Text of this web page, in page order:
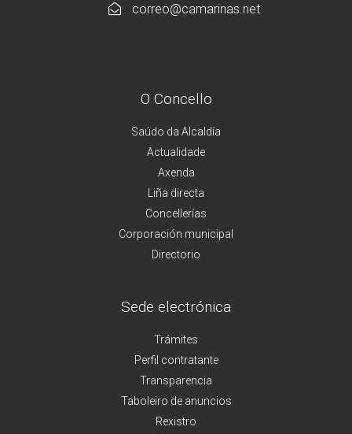
correo@camarinas.net
O Concello
Saúdo da Alcaldía
Actualidade
Axenda
Liña directa
Concellerías
Corporación municipal
Directorio
Sede electrónica
Trámites
Perfil contratante
Transparencia
Taboleiro de anuncios
Rexistro